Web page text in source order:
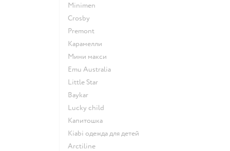
Minimen
Crosby
Premont
Карамелли
Мини макси
Emu Australia
Little Star
Baykar
Lucky child
Капитошка
Kiabi одежда для детей
Arctiline